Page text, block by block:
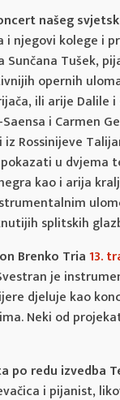
našeg
i njegovi kolege i
Tušek,
opernih
ili arije
i Carmen
Rossinijeve
u
kao i arija
splitskih
Brenko Tria13.
je
djeluje kao
Neki od
po redu izvedba
i pijanist,